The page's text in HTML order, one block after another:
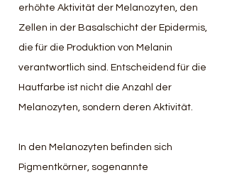
erhöhte Aktivität der Melanozyten, den
Zellen in der Basalschicht der Epidermis,
die für die Produktion von Melanin
verantwortlich sind. Entscheidend für die
Hautfarbe ist nicht die Anzahl der
Melanozyten, sondern deren Aktivität.
In den Melanozyten befinden sich
Pigmentkörner, sogenannte